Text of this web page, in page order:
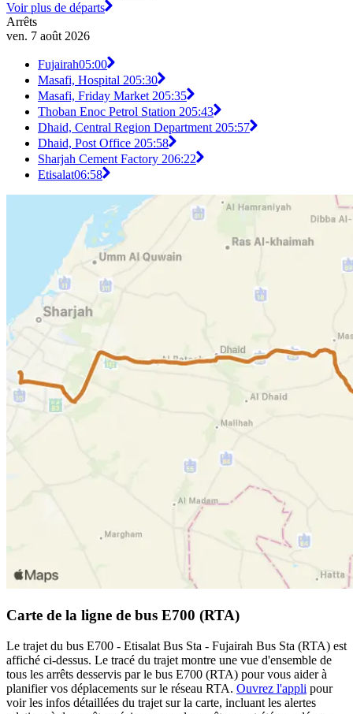
Voir plus de départs
Arrêts
ven. 7 août 2026
Fujairah05:00
Masafi, Hospital 205:30
Masafi, Friday Market 205:35
Thoban Enoc Petrol Station 205:43
Dhaid, Central Region Department 205:57
Dhaid, Post Office 205:58
Sharjah Cement Factory 206:22
Etisalat06:58
Carte de la ligne de bus E700 (RTA)
Le trajet du bus E700 - Etisalat Bus Sta - Fujairah Bus Sta (RTA) est
affiché ci-dessus. Le tracé du trajet montre une vue d'ensemble de
tous les arrêts desservis par le bus E700 (RTA) pour vous aider à
planifier vos déplacements sur le réseau RTA. Ouvrez l'appli pour
voir les infos détaillées du trajet sur la carte, incluant les alertes